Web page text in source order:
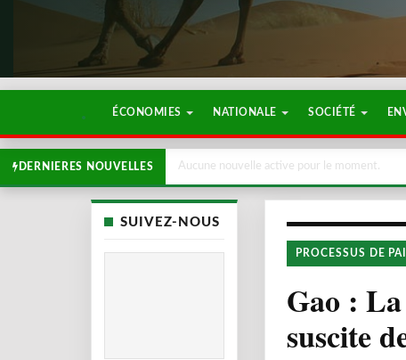
ÉCONOMIES NATIONALE SOCIÉTÉ
DERNIERES NOUVELLES Aucune nouvelle active pour le moment.
SUIVEZ-NOUS
PROCESSUS DE
Gao : La
suscite